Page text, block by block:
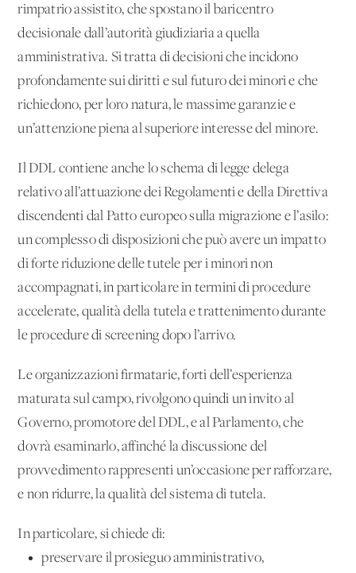
rimpatrio assistito, che spostano il baricentro
decisionale dall’autorità giudiziaria a quella
amministrativa. Si tratta di decisioni che incidono
profondamente sui diritti e sul futuro dei minori e che
richiedono, per loro natura, le massime garanzie e
un’attenzione piena al superiore interesse del minore.
Il DDL contiene anche lo schema di legge delega
relativo all’attuazione dei Regolamenti e della Direttiva
discendenti dal Patto europeo sulla migrazione e l’asilo:
un complesso di disposizioni che può avere un impatto
di forte riduzione delle tutele per i minori non
accompagnati, in particolare in termini di procedure
accelerate, qualità della tutela e trattenimento durante
le procedure di screening dopo l’arrivo.
Le organizzazioni firmatarie, forti dell’esperienza
maturata sul campo, rivolgono quindi un invito al
Governo, promotore del DDL, e al Parlamento, che
dovrà esaminarlo, affinché la discussione del
provvedimento rappresenti un’occasione per rafforzare,
e non ridurre, la qualità del sistema di tutela.
In particolare, si chiede di:
preservare il prosieguo amministrativo,